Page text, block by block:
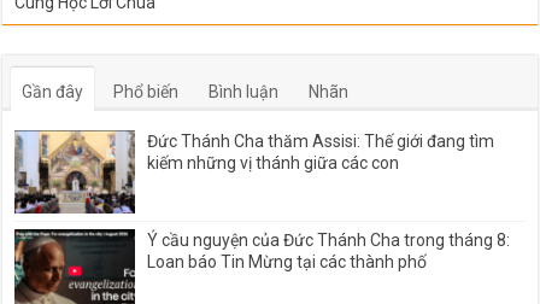
Gần đây Phổ biến Bình luận Nhãn
Đức Thánh Cha thăm Assisi: Thế giới đang tìm
kiếm những vị thánh giữa các con
Ý cầu nguyện của Đức Thánh Cha trong tháng 8:
Loan báo Tin Mừng tại các thành phố